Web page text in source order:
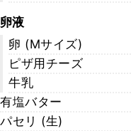
卵液
卵 (Mサイズ)
ピザ用チーズ
牛乳
有塩バター
パセリ (生)